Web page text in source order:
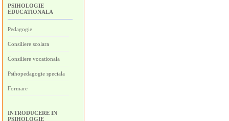
PSIHOLOGIE
EDUCATIONALA
Pedagogie
Consiliere scolara
Consiliere vocationala
Psihopedagogie speciala
Formare
INTRODUCERE IN
PSIHOLOGIE